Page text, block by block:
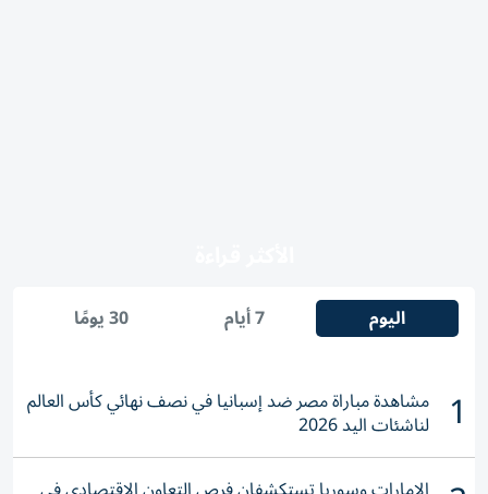
اليوم 7 أيام 30 يومًا
1 مشاهدة مباراة مصر ضد إسبانيا في نصف نهائي كأس العالم
لناشئات اليد 2026